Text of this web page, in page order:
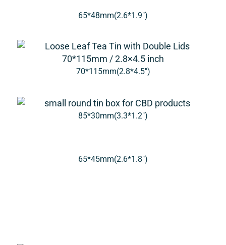
65*48mm(2.6*1.9″)
70*115mm(2.8*4.5″)
85*30mm(3.3*1.2″)
65*45mm(2.6*1.8″)